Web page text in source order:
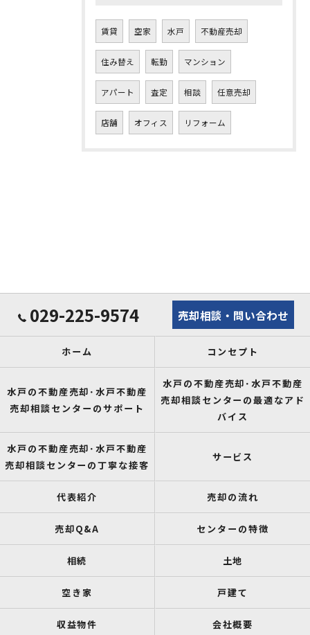
賃貸 空家 水戸 不動産売却
住み替え 転勤 マンション
アパート 査定 相談 任意売却
店舗 オフィス リフォーム
029-225-9574 売却相談・問い合わせ
ホーム コンセプト
水戸の不動産売却･水戸不動産
売却相談センターのサポート
水戸の不動産売却･水戸不動産
売却相談センターの最適なアド
バイス
水戸の不動産売却･水戸不動産
売却相談センターの丁寧な接客
サービス
代表紹介 売却の流れ
売却Q&A センターの特徴
相続 土地
空き家 戸建て
収益物件 会社概要